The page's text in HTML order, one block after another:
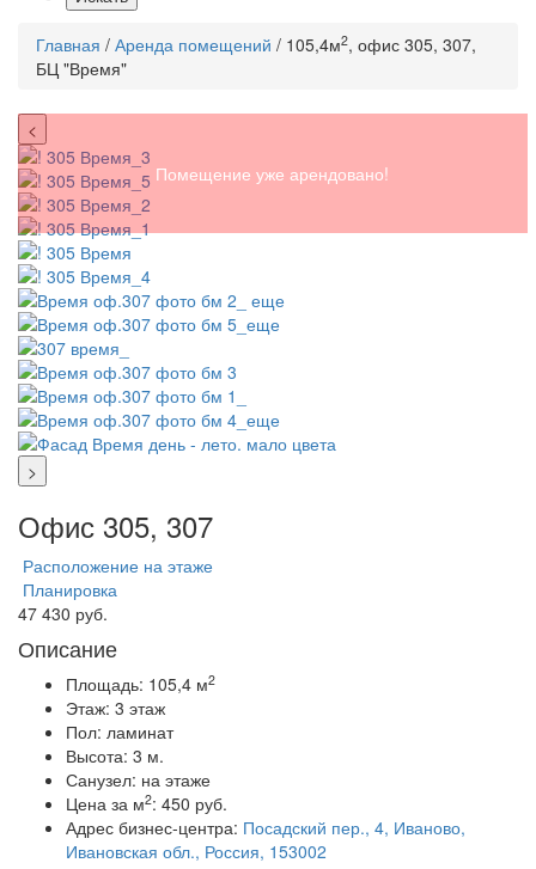
Главная / Аренда помещений / 105,4м2, офис 305, 307,
БЦ "Время"
Помещение уже арендовано!
<
>
Офис 305, 307
Расположение на этаже
Планировка
47 430 руб.
Описание
Площадь: 105,4 м2
Этаж: 3 этаж
Пол: ламинат
Высота: 3 м.
Санузел: на этаже
Цена за м2: 450 руб.
Адрес бизнес-центра: Посадский пер., 4, Иваново,
Ивановская обл., Россия, 153002